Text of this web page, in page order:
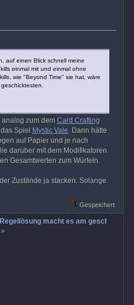
auf einen Blick schnell meine
einmal mit und einmal ohne
wie "Beyond Time" sie hat, wäre
zum dem Card Crafting
Spiel Mystic Vale . Dann hätte
auf Papier und je nach
darüber mit dem Modifikatoren
Gesamtwerten zum Würfeln.
Zustände ja stacken. Solange
Gespeichert
macht es am
»